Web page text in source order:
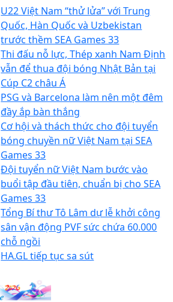
U22 Việt Nam “thử lửa” với Trung
Quốc, Hàn Quốc và Uzbekistan
trước thềm SEA Games 33
Thi đấu nỗ lực, Thép xanh Nam Định
vẫn để thua đội bóng Nhật Bản tại
Cúp C2 châu Á
PSG và Barcelona làm nên một đêm
đầy ắp bàn thắng
Cơ hội và thách thức cho đội tuyển
bóng chuyền nữ Việt Nam tại SEA
Games 33
Đội tuyển nữ Việt Nam bước vào
buổi tập đầu tiên, chuẩn bị cho SEA
Games 33
Tổng Bí thư Tô Lâm dự lễ khởi công
sân vận động PVF sức chứa 60.000
chỗ ngồi
HA.GL tiếp tục sa sút